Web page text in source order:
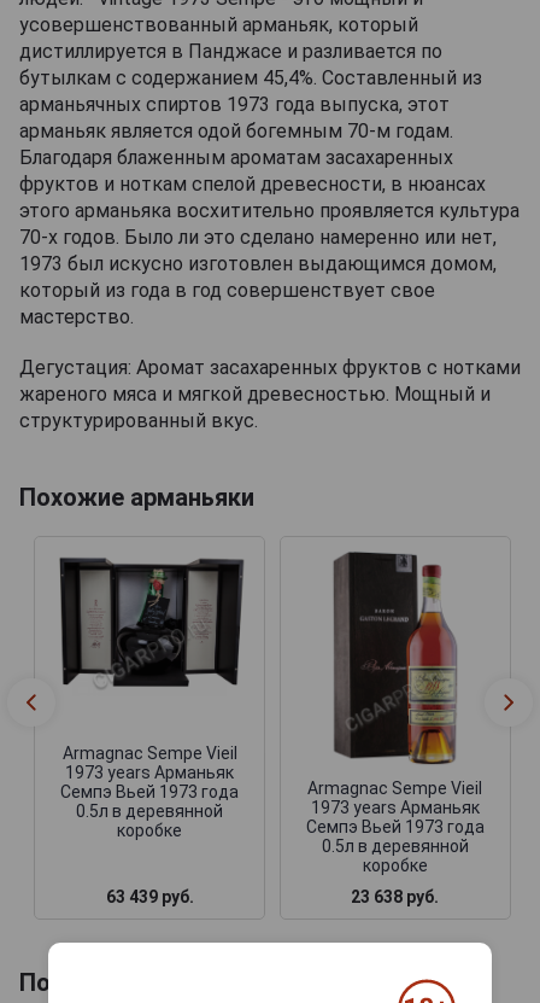
усовершенствованный арманьяк, который
дистиллируется в Панджасе и разливается по
бутылкам с содержанием 45,4%. Составленный из
арманьячных спиртов 1973 года выпуска, этот
арманьяк является одой богемным 70-м годам.
Благодаря блаженным ароматам засахаренных
фруктов и ноткам спелой древесности, в нюансах
этого арманьяка восхитительно проявляется культура
70-х годов. Было ли это сделано намеренно или нет,
1973 был искусно изготовлен выдающимся домом,
который из года в год совершенствует свое
мастерство.
Дегустация: Аромат засахаренных фруктов с нотками
жареного мяса и мягкой древесностью. Мощный и
структурированный вкус.
Похожие арманьяки
Armagnac Sempe Vieil
1973 years Арманьяк
Семпэ Вьей 1973 года
0.5л в деревянной
коробке
63 439 руб.
Armagnac Sempe Vieil
1973 years Арманьяк
Семпэ Вьей 1973 года
0.5л в деревянной
коробке
23 638 руб.
Похожие напитки по году производства